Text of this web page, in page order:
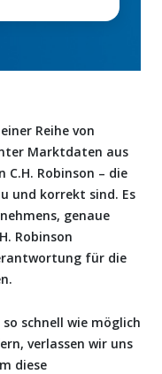
Reihe von
Marktdaten aus
Robinson – die
und korrekt sind. Es
genaue
Robinson
für die
schnell wie möglich
verlassen wir uns
diese